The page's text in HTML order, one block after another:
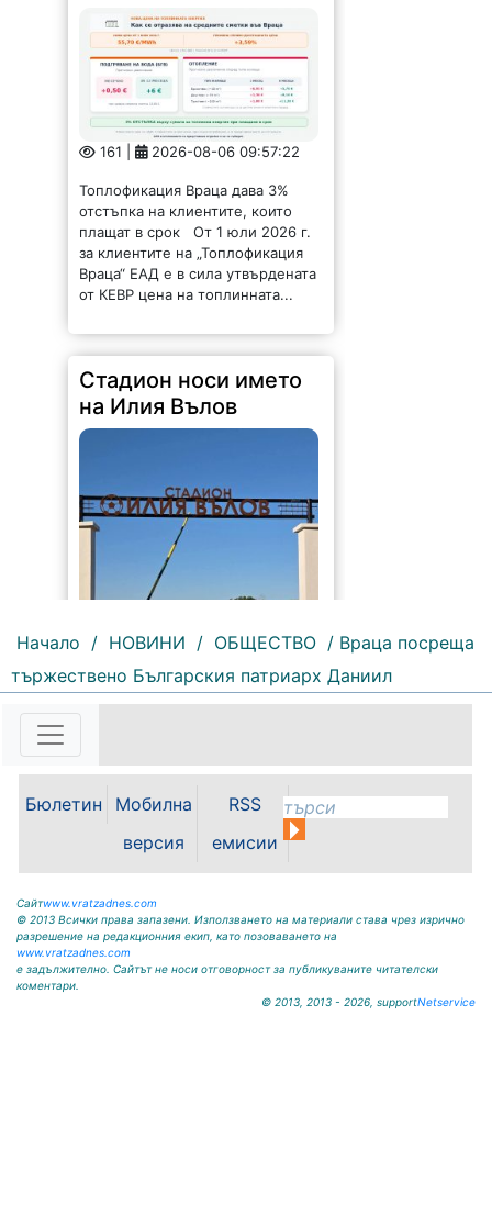
161 | 2026-08-06 09:57:22
Топлофикация Враца дава 3%
отстъпка на клиентите, които
плащат в срок От 1 юли 2026 г.
за клиентите на „Топлофикация
Враца“ ЕАД е в сила утвърдената
от КЕВР цена на топлинната...
Стадион носи името
на Илия Вълов
170 | 2026-08-06 09:55:43
юношеските отбори на "Мизия" /
бъде открит градския стадион в
Кнежа. Спортното съоръжение
носи името на легендарния
Начало / НОВИНИ / ОБЩЕСТВО / Враца посреща
тържествено Българския патриарх Даниил
Бюлетин
Мобилна
версия
RSS
емисии
Сайтwww.vratzadnes.com
© 2013 Всички права запазени. Използването на материали става чрез изрично
разрешение на редакционния екип, като позоваването на
www.vratzadnes.com
е задължително. Сайтът не носи отговорност за публикуваните читателски
коментари.
© 2013, 2013 - 2026, supportNetservice